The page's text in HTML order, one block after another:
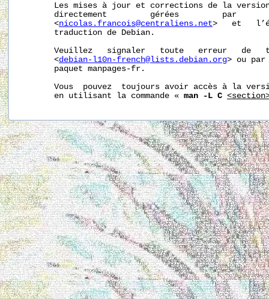
Les mises à jour et corrections de la
directement         gérées         par
       <
nicolas.francois@centraliens.net>   et
       traduction de Debian.
Veuillez   signaler   toute   erreur   de
       <
debian-l10n-french@lists.debian.org> ou par
       paquet manpages-fr.
Vous  pouvez  toujours avoir accès à la
       en utilisant la commande «
man -L C